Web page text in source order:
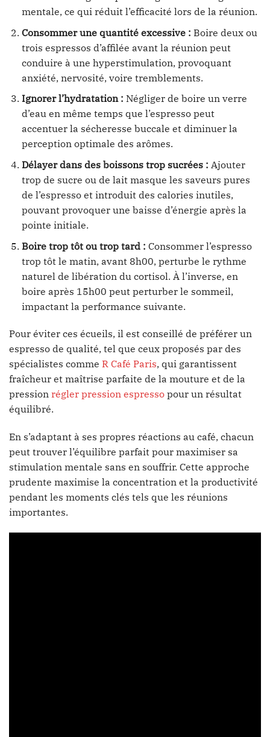
mentale, ce qui réduit l’efficacité lors de la réunion.
Consommer une quantité excessive : Boire deux ou
trois espressos d’affilée avant la réunion peut
conduire à une hyperstimulation, provoquant
anxiété, nervosité, voire tremblements.
Ignorer l’hydratation : Négliger de boire un verre
d’eau en même temps que l’espresso peut
accentuer la sécheresse buccale et diminuer la
perception optimale des arômes.
Délayer dans des boissons trop sucrées : Ajouter
trop de sucre ou de lait masque les saveurs pures
de l’espresso et introduit des calories inutiles,
pouvant provoquer une baisse d’énergie après la
pointe initiale.
Boire trop tôt ou trop tard : Consommer l’espresso
trop tôt le matin, avant 8h00, perturbe le rythme
naturel de libération du cortisol. À l’inverse, en
boire après 15h00 peut perturber le sommeil,
impactant la performance suivante.
Pour éviter ces écueils, il est conseillé de préférer un
espresso de qualité, tel que ceux proposés par des
spécialistes comme R Café Paris, qui garantissent
fraîcheur et maîtrise parfaite de la mouture et de la
pression régler pression espresso pour un résultat
équilibré.
En s’adaptant à ses propres réactions au café, chacun
peut trouver l’équilibre parfait pour maximiser sa
stimulation mentale sans en souffrir. Cette approche
prudente maximise la concentration et la productivité
pendant les moments clés tels que les réunions
importantes.